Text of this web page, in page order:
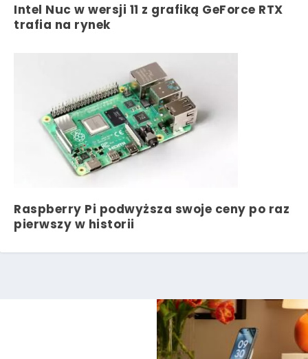
Intel Nuc w wersji 11 z grafiką GeForce RTX
trafia na rynek
Raspberry Pi podwyższa swoje ceny po raz
pierwszy w historii